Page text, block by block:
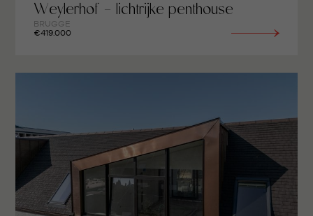
Weylerhof - lichtrijke penthouse
BRUGGE
€419.000